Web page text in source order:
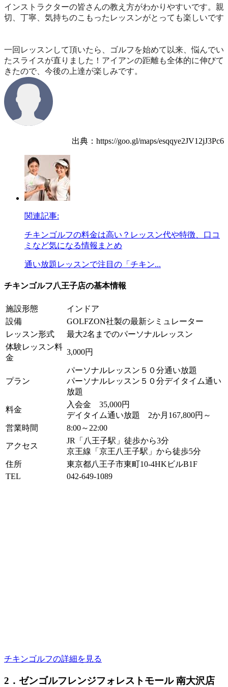
インストラクターの皆さんの教え方がわかりやすいです。親
切、丁寧、気持ちのこもったレッスンがとっても楽しいです
一回レッスンして頂いたら、ゴルフを始めて以来、悩んでい
たスライスが直りました！アイアンの距離も全体的に伸びて
きたので、今後の上達が楽しみです。
出典：https://goo.gl/maps/esqqye2JV12jJ3Pc6
関連記事:
チキンゴルフの料金は高い？レッスン代や特徴、口コ
ミなど気になる情報まとめ
通い放題レッスンで注目の「チキン...
チキンゴルフ八王子店の基本情報
施設形態
インドア
設備
GOLFZON社製の最新シミュレーター
レッスン形式
最大2名までのパーソナルレッスン
体験レッスン料
金
3,000円
プラン
パーソナルレッスン５０分通い放題
パーソナルレッスン５０分デイタイム通い
放題
料金
入会金 35,000円
デイタイム通い放題 2か月167,800円～
営業時間
8:00～22:00
アクセス
JR「八王子駅」徒歩から3分
京王線「京王八王子駅」から徒歩5分
住所
東京都八王子市東町10-4HKビルB1F
TEL
042-649-1089
チキンゴルフの詳細を見る
2．ゼンゴルフレンジフォレストモール 南大沢店